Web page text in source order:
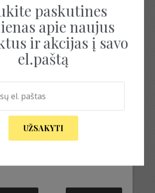
virvės nerimui
paskutines
apie naujus
ir akcijas į savo
el.paštą
UŽSAKYTI